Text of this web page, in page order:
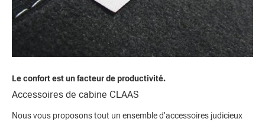
Le confort est un facteur de productivité.
Accessoires de cabine CLAAS
Nous vous proposons tout un ensemble d'accessoires judicieux